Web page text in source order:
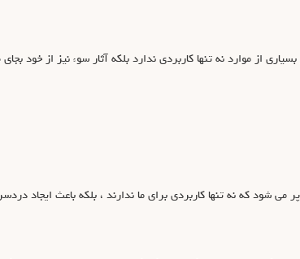
موارد نه تنها کاربردی ندارد بلکه آثار سوء نیز از خود بجای
می شود که نه تنها کاربردی برای ما ندارند ، بلکه باعث ایجاد